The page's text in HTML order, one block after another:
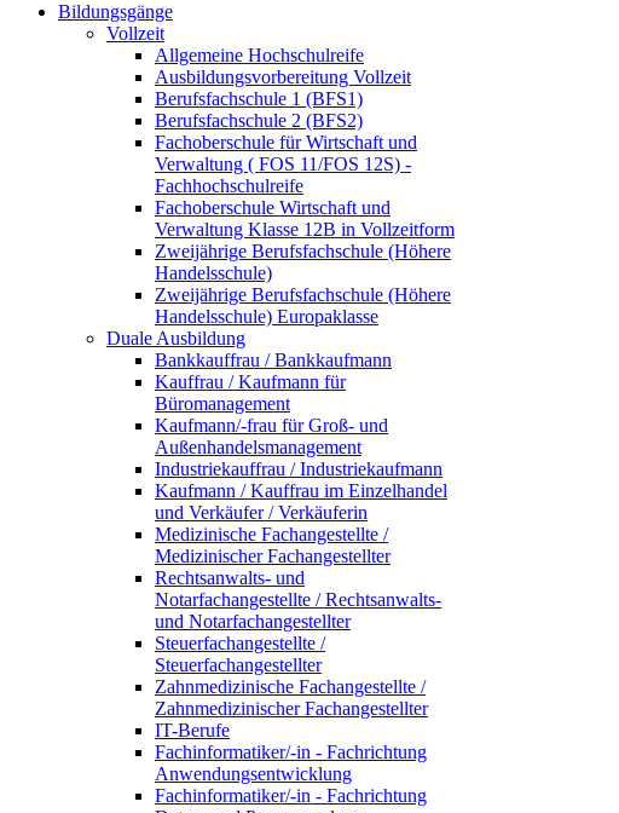
Bildungsgänge
Vollzeit
Allgemeine Hochschulreife
Ausbildungsvorbereitung Vollzeit
Berufsfachschule 1 (BFS1)
Berufsfachschule 2 (BFS2)
Fachoberschule für Wirtschaft und
Verwaltung ( FOS 11/FOS 12S) -
Fachhochschulreife
Fachoberschule Wirtschaft und
Verwaltung Klasse 12B in Vollzeitform
Zweijährige Berufsfachschule (Höhere
Handelsschule)
Zweijährige Berufsfachschule (Höhere
Handelsschule) Europaklasse
Duale Ausbildung
Bankkauffrau / Bankkaufmann
Kauffrau / Kaufmann für
Büromanagement
Kaufmann/-frau für Groß- und
Außenhandelsmanagement
Industriekauffrau / Industriekaufmann
Kaufmann / Kauffrau im Einzelhandel
und Verkäufer / Verkäuferin
Medizinische Fachangestellte /
Medizinischer Fachangestellter
Rechtsanwalts- und
Notarfachangestellte / Rechtsanwalts-
und Notarfachangestellter
Steuerfachangestellte /
Steuerfachangestellter
Zahnmedizinische Fachangestellte /
Zahnmedizinischer Fachangestellter
IT-Berufe
Fachinformatiker/-in - Fachrichtung
Anwendungsentwicklung
Fachinformatiker/-in - Fachrichtung